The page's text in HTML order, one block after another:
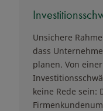
Unsichere
dass
planen. Von
keine Rede sein: